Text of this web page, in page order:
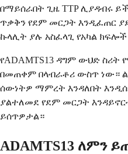
በማይሰራበት ጊዜ TTP ሊያዳብሩ
ጥቃቅን የደም መርጋት እንዲፈጠር
ኩላሊት ያሉ አስፈላጊ የአካል
የADAMTS13 ዳግም ውህድ ስሪት
በመጠቀም በላብራቶሪ ውስጥ ነው።
ሰውነትዎ ማምረት እንዳለበት
ያልተለመደ የደም መርጋት
ይሰጥዎታል።
ADAMTS13 ለምን